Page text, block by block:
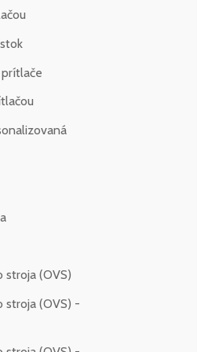
(OVS)
stroja (OVS) -